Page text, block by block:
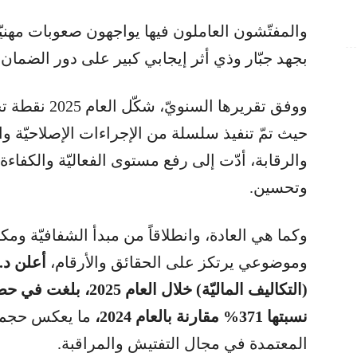
والمفتّشون العاملون فيها يواجهون صعوبات
بجهد جبّار وذي أثر إيجابي كبير على دور
ووفق
حيث تمّ تنفيذ سلسلة من الإجراءات الإصلاحيّة
والرقابة، أدّت إلى رفع مستوى الفعاليّة
وتحسين.
وكما هي العادة، وانطلاقاً من مبدأ الشفافيّة
وموضوعي يرتكز على الحقائق والأرقام،
أعلن
نسبتها 371% مقارنة بالعام 2024،
ما يعكس حجم
المعتمدة في مجال التفتيش والمراقبة.